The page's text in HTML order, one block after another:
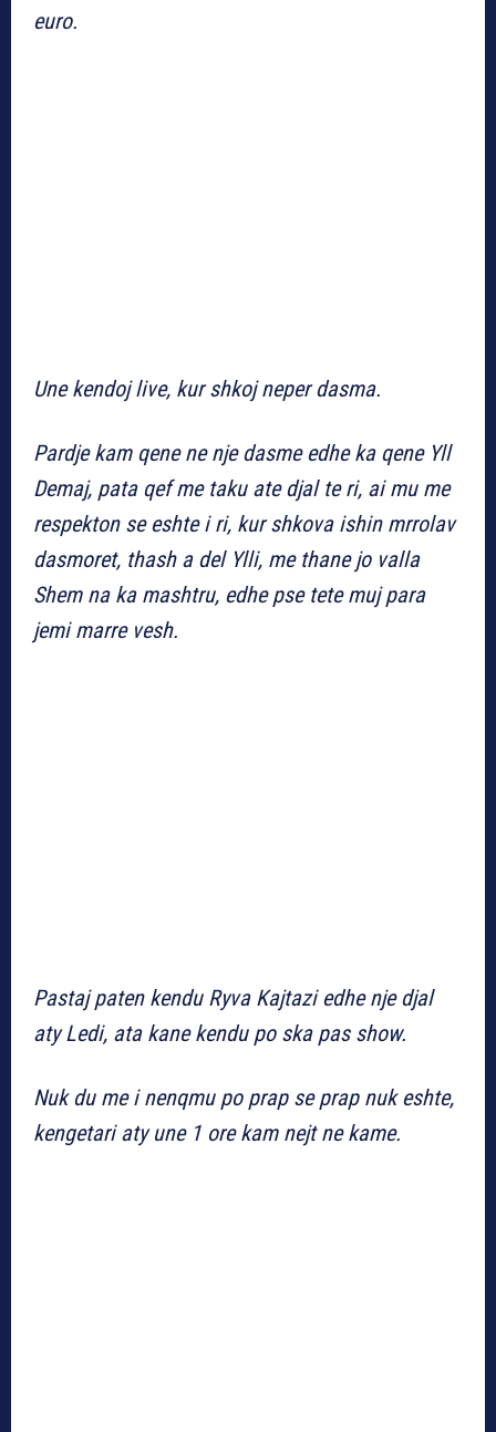
euro.
Une kendoj live, kur shkoj neper dasma.
Pardje kam qene ne nje dasme edhe ka qene Yll
Demaj, pata qef me taku ate djal te ri, ai mu me
respekton se eshte i ri, kur shkova ishin mrrolav
dasmoret, thash a del Ylli, me thane jo valla
Shem na ka mashtru, edhe pse tete muj para
jemi marre vesh.
Pastaj paten kendu Ryva Kajtazi edhe nje djal
aty Ledi, ata kane kendu po ska pas show.
Nuk du me i nenqmu po prap se prap nuk eshte,
kengetari aty une 1 ore kam nejt ne kame.